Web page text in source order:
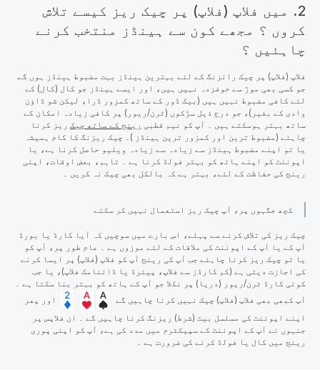
2. میں فلاپ (فلاپ) پر چیک ریز کیسے تلاش
کروں ؟ مجھے کون سے ہینڈز منتخب کرنے
چاہئیں ؟
فلاپ (فلاپ) پر چیک رائزنگ کے لئے بہترین ہینڈز بہت مضبوط ہینڈز ہوں گے
جو کسی بھی موڑ سے خوفزدہ نہیں ہیں، اور ایسے ہینڈز جو کال (کال) کے
لئے کافی مضبوط نہیں ہیں (بیک ڈور کے ساتھ کمزور ڈرا، لیکن شو ڈاؤن
وادی کے بغیر)، جو درج ذیل سڑکوں (ٹرن/ریور) پر کافی زیادہ امکان کے
ساتھ بہتر ہوسکتے ہیں ۔ آپ کو نیم قطبی
رینج کے ساتھ چیک ریز کرنا
چاہئے (مضبوط ترین اور کمزور ترین ہینڈز )۔ چیک ریزنگ کا کام ہمیشہ
یا تو اپنے مضبوط ہینڈز سے زیادہ سے زیادہ ویلیو حاصل کرنا ہے، یا
اپوننٹ کو اپنے ہاتھ کو بہتر فولڈ کرنا ہے ۔ تاہم، بعض اوقات، اپنی
رینج کی حفاظت کے لئے، بہتر ہے کہ بالکل بھی چیک نہ کریں ۔
کچھ جگہوں پر، آپ چیک ریز استعمال نہیں کر سکتے
چیک ریز کی تلاش کرنے سے پہلے، اس بارے میں سوچیں کہ آیا کارڈ یا بورڈ
آپ کے یا آپ کے اپوننٹ کی ملاقات کے لئے موزوں ہے ۔ عام طور پر، آپ کو
یا تو چیک ریز کرنا چاہئے جب آپ کی رینج آپ کو فلاپ (فلاپ) پر ایسا کرنے
کی اجازت دیتی ہے (کم کارڈز سے فلاپ، پیئرڈ یا ڈائنامک فلاپ)، یا جب
کوئی کارڈ ٹرن/ریور (دریا) پر نکلا جو آپ کے ہاتھ کو بہتر بنا سکتا ہے ۔
آپ کبھی بھی فلاپ (فلاپ) چیک نہیں کرنا چاہیں گے
اور پھر
اپنے اپوننٹ کی مسلسل بیٹ (شرط) ریزنگ کرنا چاہیں گے ۔ ان فلاپس پر
جنہوں نے آپ کے اپوننٹ کے سپیکٹرم میں مدد کی ہے، آپ کو اپنی پوری
رینج میں کال یا فولڈ کرنے کی ضرورت ہے ۔